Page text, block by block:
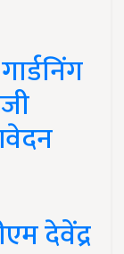
देवेंद्र